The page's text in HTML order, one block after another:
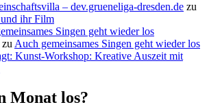
– dev.grueneliga-dresden.de zu
ihr Film
Singen geht wieder los
zu Auch gemeinsames Singen geht wieder los
Kunst-Workshop: Kreative Auszeit mit
Monat los?